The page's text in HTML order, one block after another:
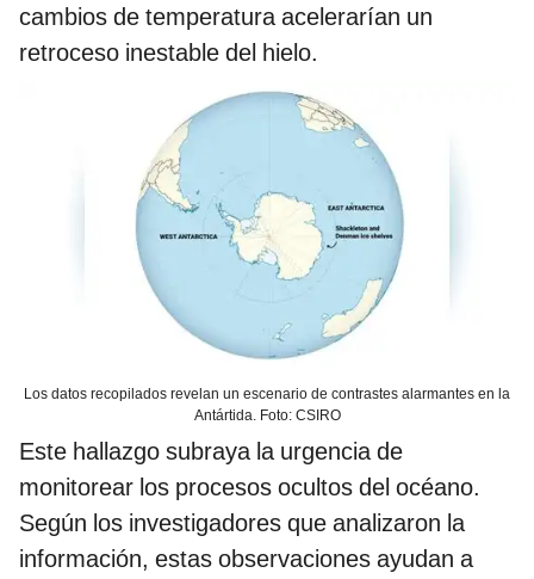
cambios de temperatura acelerarían un
retroceso inestable del hielo.
Los datos recopilados revelan un escenario de contrastes alarmantes en la
Antártida. Foto: CSIRO
Este hallazgo subraya la urgencia de
monitorear los procesos ocultos del océano.
Según los investigadores que analizaron la
información, estas observaciones ayudan a